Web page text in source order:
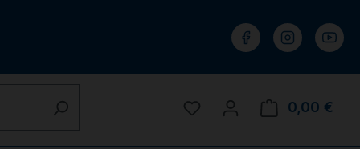
Du hast 0 Produkte auf
0,00 €